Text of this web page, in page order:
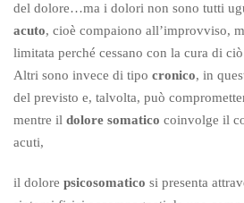
del dolore…ma i dolori non sono tutti
acuto, cioè compaiono all’improvviso,
limitata perché cessano con la cura di
Altri sono invece di tipo cronico, in
del previsto e, talvolta, può
mentre il dolore somatico coinvolge il
acuti,
il dolore psicosomatico si presenta